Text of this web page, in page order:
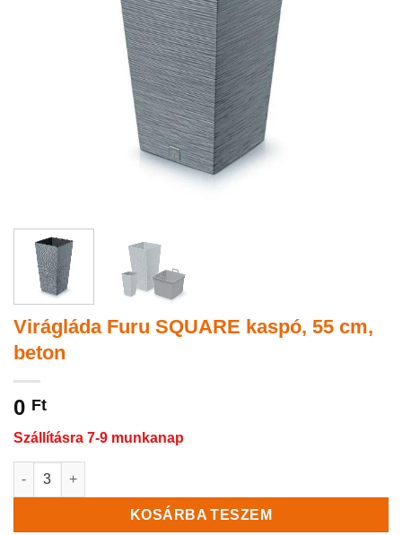
Virágláda Furu SQUARE kaspó, 55 cm,
beton
0 Ft
Szállításra 7-9 munkanap
Virágláda Furu SQUARE kaspó, 55 cm, beton mennyiség
KOSÁRBA TESZEM